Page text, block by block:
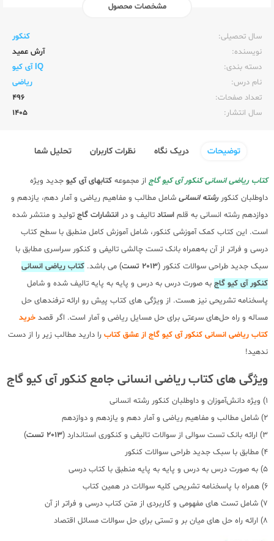
مشخصات محصول
سال تحصیلی:‌
کنکور
نویسنده:‌
آرش عمید
دسته بندی:
IQ آی کیو
نام درس:
ریاضی
تعداد صفحات:‌
496
سال انتشار:‌
1405
توضیحات دریک نگاه نظرات کاربران تحلیل شما
کتاب ریاضی انسانی کنکور آی کیو گاج از مجموعه کتابهای آی کیو جدید ویژه
داوطلبان کنکوررشته انسانی شامل مطالب و مفاهیم ریاضی و آمار دهم، یازدهم و
دوازدهم رشته انسانی به قلم استاد تالیف و در انتشارات گاج تولید و منتشر شده
است. این کتاب کمک آموزشی کنکور، شامل آموزش کامل منطبق با سطح کتاب
درسی و فراتر از آن به‌همراه بانک تست چالشی تالیفی و کنکور سراسری مطابق با
سبک جدید طراحی سوالات کنکور (2013 تست ) می باشد. کتاب ریاضی انسانی
کنکور آی کیو گاج به صورت درس به درس و پایه به پایه تالیف شده و شامل
پاسخنامه تشریحی نیز هست. از ویژگی های کتاب پیش رو ارائه ترفندهای حل
مساله و راه حل‌های سرعتی برای حل مسایل ریاضی و آمار است. اگر قصد خرید
کتاب ریاضی انسانی کنکور آی کیو گاج از عشق کتاب را دارید مطالب زیر را از دست
ندهید!
ویژگی های کتاب ریاضی انسانی جامع کنکور آی کیو گاج
1) ویژه دانش‌آموزان و داوطلبان کنکور رشته انسانی
2) شامل مطالب و مفاهیم ریاضی و آمار دهم و یازدهم و دوازدهم
3) ارائه بانک تست سوالی از سوالات تالیفی و کنکوری استاندارد (
2013 تست
)
4) مطابق با سبک جدید طراحی سوالات کنکور
5) به صورت درس به درس و پایه به پایه منطبق با کتاب درسی
6) همراه با پاسخنامه تشریحی کلیه سوالات در همین کتاب
7) شامل تست های مفهومی و کاربردی از متن کتاب درسی و فراتر از آن
8) ارائه راه حل های میان بر و تستی برای حل سوالات مسائل اقتصاد